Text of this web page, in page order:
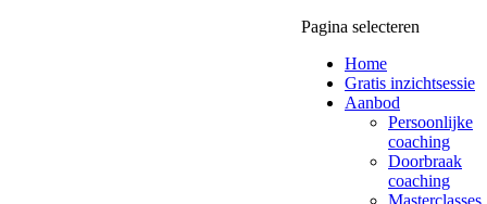
Pagina selecteren
Home
Gratis inzichtsessie
Aanbod
Persoonlijke
coaching
Doorbraak
coaching
Masterclasses